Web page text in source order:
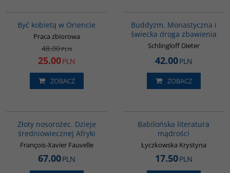
Być kobietą w Oriencie
Praca zbiorowa
48.00PLN
25.00PLN
ZOBACZ
Buddyzm. Monastyczna i
świecka droga zbawienia
Schlingloff Dieter
42.00PLN
ZOBACZ
Złoty nosorożec. Dzieje
średniowiecznej Afryki
François-Xavier Fauvelle
67.00PLN
Babilońska literatura
mądrości
Łyczkowska Krystyna
17.50PLN